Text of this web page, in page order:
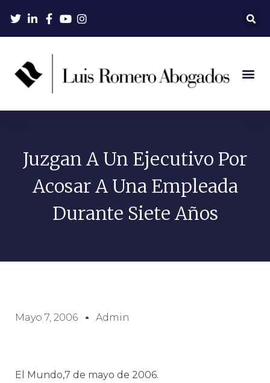
Juzgan A Un Ejecutivo Por
Acosar A Una Empleada
Durante Siete Años
Mayo 7, 2006 Admin
El Mundo,7 de mayo de 2006.